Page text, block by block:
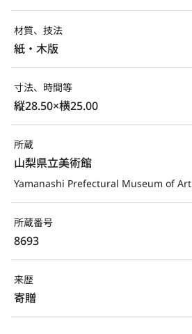
材質、技法
紙・木版
寸法、時間等
縦28.50×横25.00
所蔵
山梨県立美術館
Yamanashi Prefectural Museum of Art
所蔵番号
8693
来歴
寄贈